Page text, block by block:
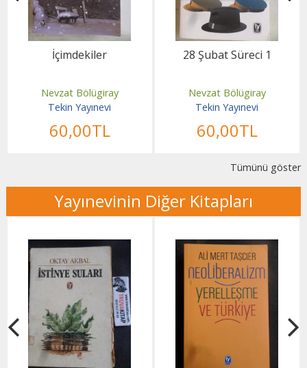
İçimdekiler
Nevzat Bölügiray
Tekin Yayınevi
60,00TL
28 Şubat Süreci 1
Nevzat Bölügiray
Tekin Yayınevi
60,00TL
Tümünü göster
Yayınevinin Diğer Kitapları